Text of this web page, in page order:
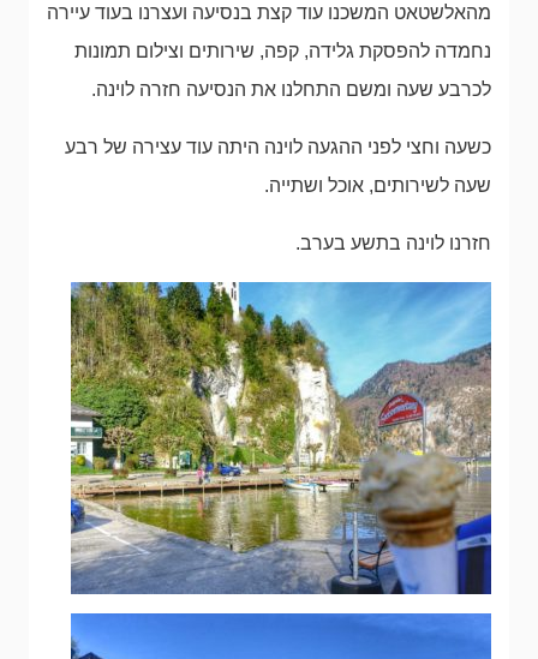
מהאלשטאט המשכנו עוד קצת בנסיעה ועצרנו בעוד עיירה
נחמדה להפסקת גלידה, קפה, שירותים וצילום תמונות
לכרבע שעה ומשם התחלנו את הנסיעה חזרה לוינה.
כשעה וחצי לפני ההגעה לוינה היתה עוד עצירה של רבע
שעה לשירותים, אוכל ושתייה.
חזרנו לוינה בתשע בערב.